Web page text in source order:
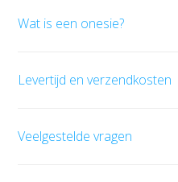
Wat is een onesie?
Levertijd en verzendkosten
Veelgestelde vragen